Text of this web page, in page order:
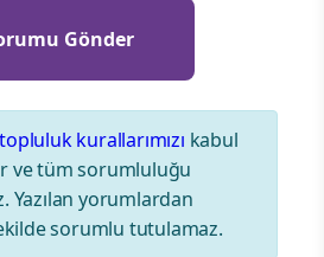
topluluk kurallarımızı kabul
ve tüm sorumluluğu
Yazılan yorumlardan
sorumlu tutulamaz.